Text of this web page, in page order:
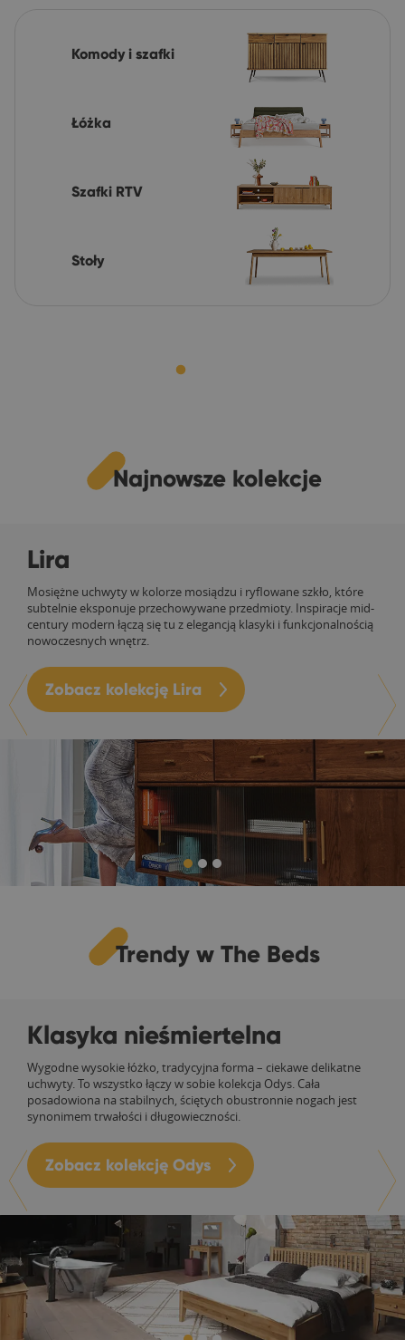
Komody i szafki
Łóżka
Szafki RTV
Stoły
Najnowsze kolekcje
Lira
Mosiężne uchwyty w kolorze mosiądzu i ryflowane szkło, które
subtelnie eksponuje przechowywane przedmioty. Inspiracje mid-
century modern łączą się tu z elegancją klasyki i funkcjonalnością
nowoczesnych wnętrz.
Zobacz kolekcję Lira
Trendy w The Beds
Klasyka nieśmiertelna
Wygodne wysokie łóżko, tradycyjna forma – ciekawe delikatne
uchwyty. To wszystko łączy w sobie kolekcja Odys. Cała
posadowiona na stabilnych, ściętych obustronnie nogach jest
synonimem trwałości i długowieczności.
Zobacz kolekcję Odys